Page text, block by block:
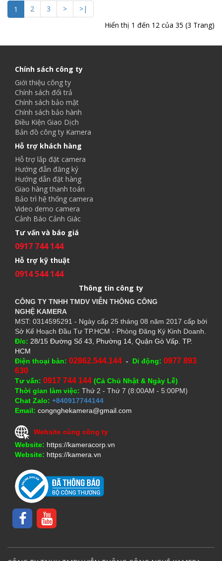
1 2 3 >
>|
Hiển thị 1 đến 12 của 35 (3 Trang)
Chính sách công ty
Giới thiệu công ty
Chính sách đổi trả
Chính sách bảo mật
Chính sách bảo hành
Điều Kiện Giao Dịch
Bản đồ công ty Kamera
Hỗ trợ khách hàng
Hỗ trợ lắp đặt camera
Hướng đẫn đăng ký
Hướng dẫn đặt hàng
Giao hàng thanh toán
Bảo trì hệ thống camera
Video demo camera
Cảnh Báo Cảnh Giác
Tư vấn và báo giá
0917 744 144
Hỗ trợ kỹ thuật
0914 544 144
Thông tin công ty
CÔNG TY TNHH TMDV VIỄN THÔNG CÔNG
NGHỆ KAMERA
MST: 0314595291 - Ngày cấp 25 tháng 08 năm 2017 cấp bởi
Sở Kế Hoạch Đầu Tư TP.HCM - Phòng Đăng Ký Kinh Doanh.
Đ/c: 28/15 Đường Số 43, Phường 14, Quận Gò Vấp. TP.
HCM
Điện thoại bàn: 02862.544.144 - Di động: 0977 893
630
Tư vấn: 0917 744 144 (Cả Chủ Nhật & Ngày Lễ)
Thời gian làm việc: Thứ 2 - Thứ 7 (8:00AM - 5:00PM)
Chat Zalo: +840917744144
Email: congnghekamera@gmail.com
Website cùng công ty
Website: https://kameracorp.vn
Website: https://kamera.vn